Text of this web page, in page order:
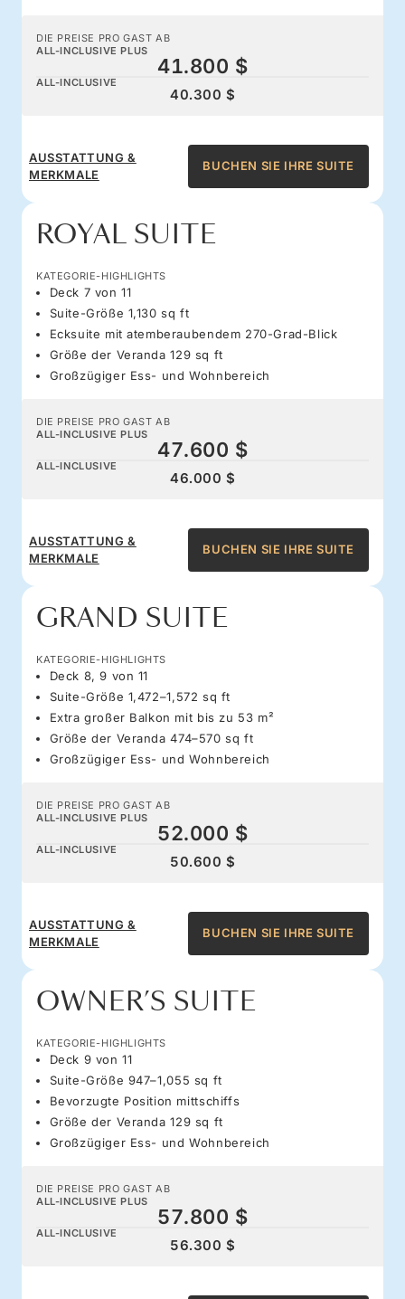
DIE PREISE PRO GAST AB
ALL-INCLUSIVE PLUS
41.800 $
ALL-INCLUSIVE
40.300 $
AUSSTATTUNG &
MERKMALE
BUCHEN SIE IHRE SUITE
ROYAL SUITE
KATEGORIE-HIGHLIGHTS
Deck 7 von 11
Suite-Größe 1,130 sq ft
Ecksuite mit atemberaubendem 270-Grad-Blick
Größe der Veranda 129 sq ft
Großzügiger Ess- und Wohnbereich
DIE PREISE PRO GAST AB
ALL-INCLUSIVE PLUS
47.600 $
ALL-INCLUSIVE
46.000 $
AUSSTATTUNG &
MERKMALE
BUCHEN SIE IHRE SUITE
GRAND SUITE
KATEGORIE-HIGHLIGHTS
Deck 8, 9 von 11
Suite-Größe 1,472–1,572 sq ft
Extra großer Balkon mit bis zu 53 m²
Größe der Veranda 474–570 sq ft
Großzügiger Ess- und Wohnbereich
DIE PREISE PRO GAST AB
ALL-INCLUSIVE PLUS
52.000 $
ALL-INCLUSIVE
50.600 $
AUSSTATTUNG &
MERKMALE
BUCHEN SIE IHRE SUITE
OWNER’S SUITE
KATEGORIE-HIGHLIGHTS
Deck 9 von 11
Suite-Größe 947–1,055 sq ft
Bevorzugte Position mittschiffs
Größe der Veranda 129 sq ft
Großzügiger Ess- und Wohnbereich
DIE PREISE PRO GAST AB
ALL-INCLUSIVE PLUS
57.800 $
ALL-INCLUSIVE
56.300 $